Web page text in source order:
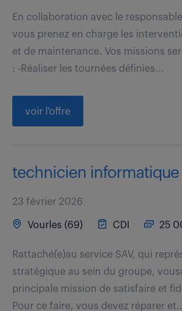
En collaboration avec le
vous prenez en charge les
et de maintenance. Vos missions
: -Réaliser les tournées définies...
voir l'offre
technicien informatique
23 février 2026
Vourles (69) CDI 25
Rattaché(e)au service SAV, qui
stratégique au sein du groupe,
principale mission de satisfaire et
Pour ce faire, vous devez réparer